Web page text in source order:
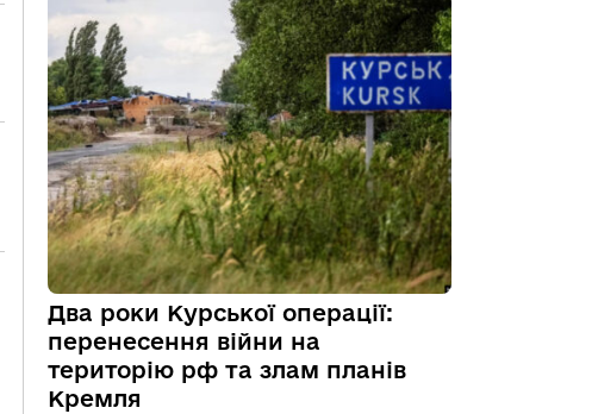
Два роки Курської операції:
перенесення війни на
територію рф та злам планів
Кремля